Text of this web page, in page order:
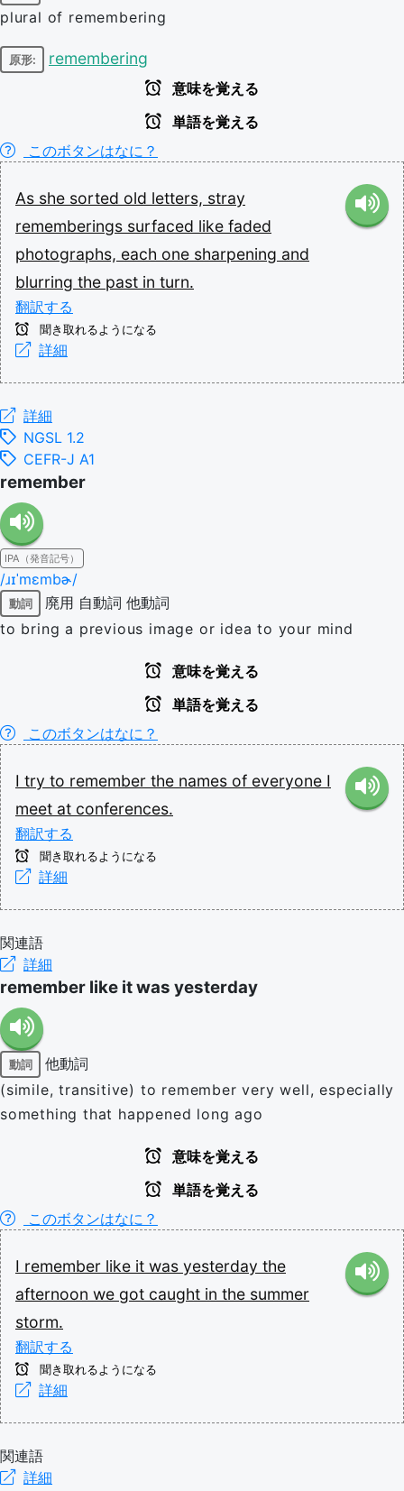
plural of remembering
原形: remembering
意味を覚える
単語を覚える
このボタンはなに？
As she sorted old letters, stray
rememberings surfaced like faded
photographs, each one sharpening and
blurring the past in turn.
翻訳する
聞き取れるようになる
詳細
詳細
NGSL 1.2
CEFR-J A1
remember
IPA（発音記号）
/ɹɪˈmɛmbɚ/
動詞 廃用 自動詞 他動詞
to bring a previous image or idea to your mind
意味を覚える
単語を覚える
このボタンはなに？
I try to remember the names of everyone I
meet at conferences.
翻訳する
聞き取れるようになる
詳細
関連語
詳細
remember like it was yesterday
動詞
他動詞
(simile, transitive) to remember very well, especially
something that happened long ago
意味を覚える
単語を覚える
このボタンはなに？
I remember like it was yesterday the
afternoon we got caught in the summer
storm.
翻訳する
聞き取れるようになる
詳細
関連語
詳細